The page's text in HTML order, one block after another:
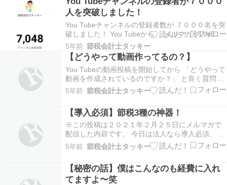
トルやサムネイルの改善が効果…
人を突破しました！
You Tubeチャンネルの登録者数が ７０００名を突
破しました！ You Tubeから、 メルマガやLINEに
も登録があるので、 とてもありがたいです＾＾
You Tubeはいい感じで成長しているので、 投稿を
地道に続けていこうと思っています！
5年前 節税会計士タッキー
【どうやって動画作ってるの？】
You Tubeの動画投稿を開始してから 「どうやって
動画を作成されているのですか？」 と良く質問さ
れます。 昨日もメルマガ配信後に こんな感じで質
問がされました。 「動画拝見しました！ これって
質問がされたときに ちょっと驚いたこ…
5年前 節税会計士タッキー
【導入必須】節税3種の神器！
※この投稿は２０２１年２月２５日にメルマガで
配信した内容です。 今日は法人なら導入必須、 個
人事業主の方でも、 このために法人化を検討して
も良い。 というレベルの節税策を３つお伝えしま
賃を経費にすることが出来ます。 何も考えずに家
賃…
5年前 節税会計士タッキー
【秘密の話】僕はこんなのも経費に入れ
てますよ〜笑